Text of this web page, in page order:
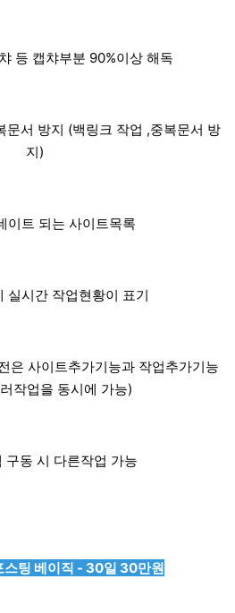
등 캡챠부분 90%이상 해독
문서 방지 (백링크 작업 ,중복문서 방
지)
이트 되는 사이트목록
실시간 작업현황이 표기
은 사이트추가기능과 작업추가기능
작업을 동시에 가능)
구동 시 다른작업 가능
스팅 베이직 - 30일 30만원